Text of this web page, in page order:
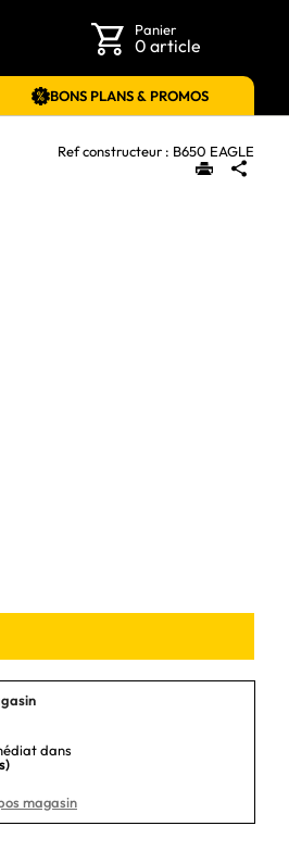
Panier
0 article
BONS PLANS & PROMOS
Ref constructeur : B650 EAGLE
dans
magasin